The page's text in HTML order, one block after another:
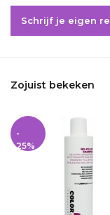
Schrijf je eigen
Zojuist bekeken
-
25%